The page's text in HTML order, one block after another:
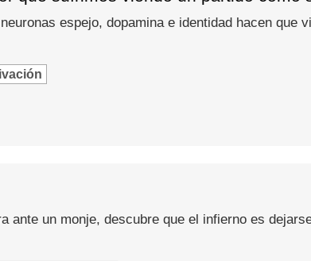
espejo, dopamina e identidad hacen que
ante un monje, descubre que el infierno es